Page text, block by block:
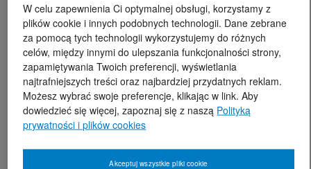
W celu zapewnienia Ci optymalnej obsługi, korzystamy z
plików cookie i innych podobnych technologii. Dane zebrane
za pomocą tych technologii wykorzystujemy do różnych
celów, między innymi do ulepszania funkcjonalności strony,
zapamiętywania Twoich preferencji, wyświetlania
najtrafniejszych treści oraz najbardziej przydatnych reklam.
Możesz wybrać swoje preferencje, klikając w link. Aby
dowiedzieć się więcej, zapoznaj się z naszą Polityką
prywatności i plików cookies
Akceptuj wszystkie pliki cookie